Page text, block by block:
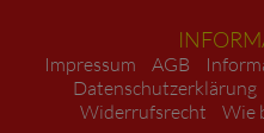
Impressum AGB
Datenschutzerklärung
Widerrufsrecht
Wie